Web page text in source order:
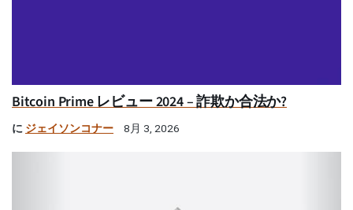
Bitcoin Prime レビュー 2024 – 詐欺か合法か?
に ジェイソンコナー 8月 3, 2026